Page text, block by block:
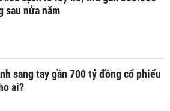
sau nửa năm
sang tay gần 700 tỷ đồng cổ phiếu
ai?